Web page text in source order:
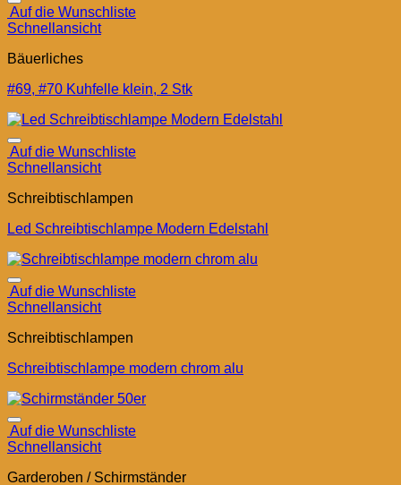
Auf die Wunschliste
Schnellansicht
Bäuerliches
#69, #70 Kuhfelle klein, 2 Stk
Auf die Wunschliste
Schnellansicht
Schreibtischlampen
Led Schreibtischlampe Modern Edelstahl
Auf die Wunschliste
Schnellansicht
Schreibtischlampen
Schreibtischlampe modern chrom alu
Auf die Wunschliste
Schnellansicht
Garderoben / Schirmständer